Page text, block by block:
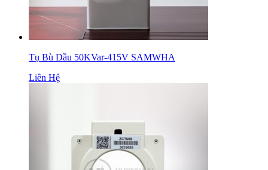
Tụ Bù Dầu 50KVar-415V SAMWHA
Liên Hệ